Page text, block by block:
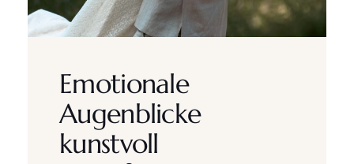
Emotionale
Augenblicke
kunstvoll